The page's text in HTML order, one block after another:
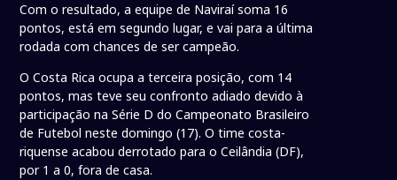
Com o resultado, a equipe de Naviraí soma 16
pontos, está em segundo lugar, e vai para a última
rodada com chances de ser campeão.
O Costa Rica ocupa a terceira posição, com 14
pontos, mas teve seu confronto adiado devido à
participação na Série D do Campeonato Brasileiro
de Futebol neste domingo (17). O time costa-
riquense acabou derrotado para o Ceilândia (DF),
por 1 a 0, fora de casa.